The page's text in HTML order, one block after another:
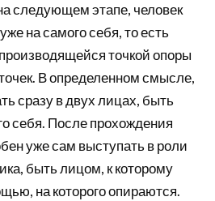
следующем этапе, человек
на самого себя, то есть
точкой опоры
В определенном смысле,
сразу в двух лицах, быть
себя. После прохождения
уже сам выступать в роли
быть лицом, к которому
на которого опираются.